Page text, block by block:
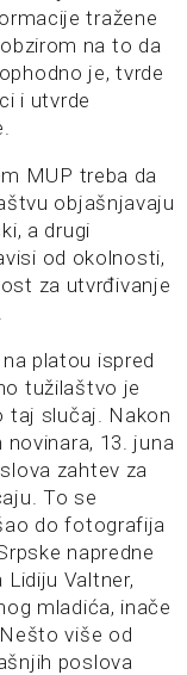
tražene
na to da
je, tvrde
i utvrde
MUP treba da
objašnjavaju
a drugi
od okolnosti,
za utvrđivanje
platou ispred
tužilaštvo je
taj slučaj. Nakon
13. juna
zahtev za
To se
do fotografija
napredne
Valtner,
mladića, inače
više od
poslova